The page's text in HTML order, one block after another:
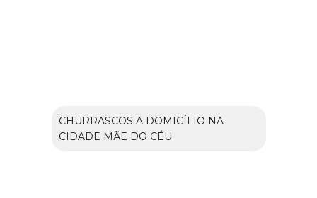
CHURRASCOS A DOMICÍLIO NA
CIDADE MÃE DO CÉU